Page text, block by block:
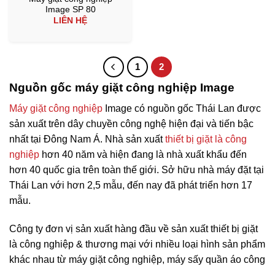
Image SP 80
LIÊN HỆ
1 2
Nguồn gốc máy giặt công nghiệp Image
Máy giặt công nghiệp Image có nguồn gốc Thái Lan được
sản xuất trên dây chuyền công nghệ hiện đại và tiến bậc
nhất tại Đông Nam Á. Nhà sản xuất thiết bị giặt là công
nghiệp hơn 40 năm và hiện đang là nhà xuất khẩu đến
hơn 40 quốc gia trên toàn thế giới. Sở hữu nhà máy đặt tại
Thái Lan với hơn 2,5 mẫu, đến nay đã phát triển hơn 17
mẫu.
Công ty đơn vị sản xuất hàng đầu về sản xuất thiết bị giặt
là công nghiệp & thương mại với nhiều loại hình sản phẩm
khác nhau từ máy giặt công nghiệp, máy sấy quần áo công